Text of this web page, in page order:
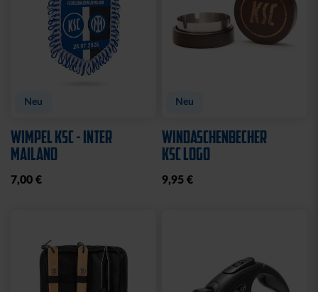
Neu
WIMPEL KSC - INTER
MAILAND
7,00 €
Neu
WINDASCHENBECHER
KSC LOGO
9,95 €